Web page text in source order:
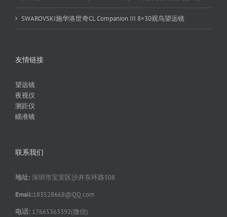
SWAROVSKI施华洛世奇CL Companion III 8×30观鸟望远镜
友情链接
望远镜
夜视仪
测距仪
瞄准镜
联系我们
地址: 深圳市宝安区沙井东环路508
Email:183528668@QQ.com
电话: 17665363392(微信)